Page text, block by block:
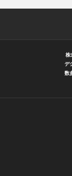
株
デ
数